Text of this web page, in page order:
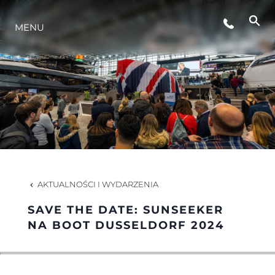
STYL ŻYCIA
INNOWACJA
PRZEDSIĘBIORSTWO
MENU
AKTUALNOŚCI I WYDARZENIA
SAVE THE DATE: SUNSEEKER
NA BOOT DUSSELDORF 2024